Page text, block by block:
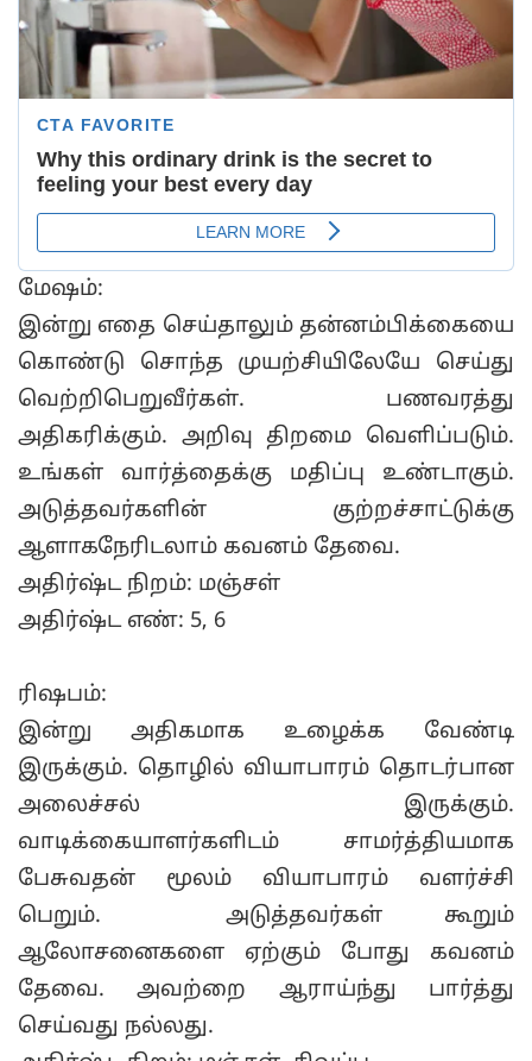
மேஷம்:
இன்று எதை செய்தாலும் தன்னம்பிக்கையை
கொண்டு சொந்த முயற்சியிலேயே செய்து
வெற்றிபெறுவீர்கள். பணவரத்து
அதிகரிக்கும். அறிவு திறமை வெளிப்படும்.
உங்கள் வார்த்தைக்கு மதிப்பு உண்டாகும்.
அடுத்தவர்களின் குற்றச்சாட்டுக்கு
ஆளாகநேரிடலாம் கவனம் தேவை.
அதிர்ஷ்ட நிறம்: மஞ்சள்
அதிர்ஷ்ட எண்: 5, 6
ரிஷபம்:
இன்று அதிகமாக உழைக்க வேண்டி
இருக்கும். தொழில் வியாபாரம் தொடர்பான
அலைச்சல் இருக்கும்.
வாடிக்கையாளர்களிடம் சாமர்த்தியமாக
பேசுவதன் மூலம் வியாபாரம் வளர்ச்சி
பெறும். அடுத்தவர்கள் கூறும்
ஆலோசனைகளை ஏற்கும் போது கவனம்
தேவை. அவற்றை ஆராய்ந்து பார்த்து
செய்வது நல்லது.